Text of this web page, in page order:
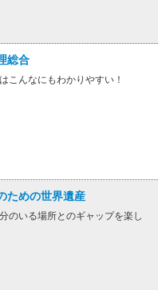
総合
こんなにもわかりやすい！
ための世界遺産
のいる場所とのギャップを楽し